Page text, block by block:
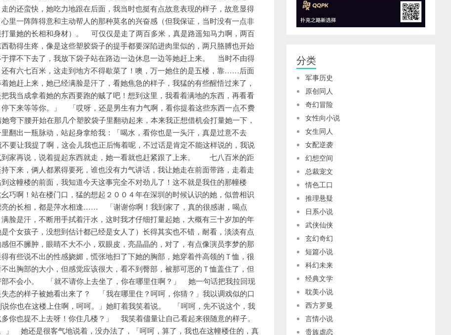
分类
军事历史
原创同人
奇幻冒险
女性向小说
女生同人
女配逆袭
幻想空间
总裁宠文
情色工口
推理悬疑
日系小说
武侠仙侠
玄幻奇幻
短篇小说
科幻未来
经典文学
耽美小说
西方罗曼
言情小说
贵族虐恋